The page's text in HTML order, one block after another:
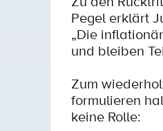
Pegel erklärt
„Die
und bleiben
Zum
formulieren
keine Rolle: